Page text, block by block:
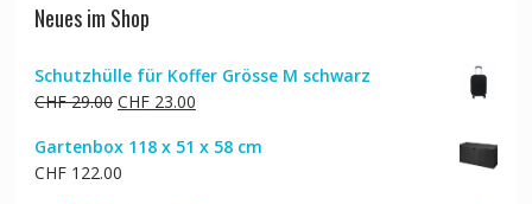
Neues im Shop
Schutzhülle für Koffer Grösse M schwarz
CHF29.00 Ursprünglicher
war:
CHF 29.00
CHF23.00Aktueller
ist:
Gartenbox 118 x 51 x 58 cm
CHF122.00